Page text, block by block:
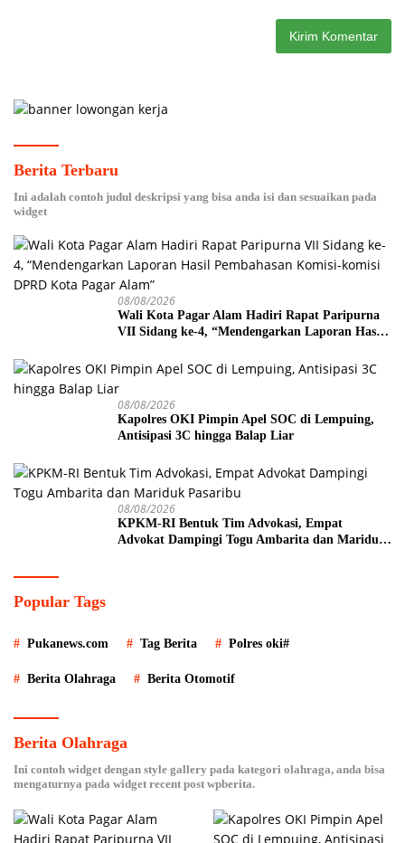
Berita Terbaru
Ini adalah contoh judul deskripsi yang bisa anda isi dan sesuaikan pada
widget
08/08/2026
Wali Kota Pagar Alam Hadiri Rapat Paripurna
VII Sidang ke-4, “Mendengarkan Laporan Hasil
Alam”
08/08/2026
Kapolres OKI Pimpin Apel SOC di Lempuing,
Antisipasi 3C hingga Balap Liar
08/08/2026
KPKM-RI Bentuk Tim Advokasi, Empat
Advokat Dampingi Togu Ambarita dan Mariduk
Popular Tags
Pukanews.com Tag Berita Polres oki#
Berita Olahraga Berita Otomotif
Berita Olahraga
Ini contoh widget dengan style gallery pada kategori olahraga, anda bisa
mengaturnya pada widget recent post wpberita.